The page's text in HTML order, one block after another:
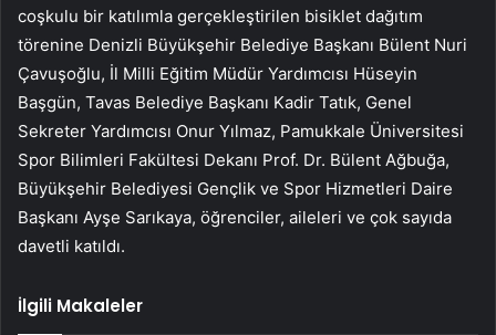
coşkulu bir katılımla gerçekleştirilen bisiklet dağıtım
törenine Denizli Büyükşehir Belediye Başkanı Bülent Nuri
Çavuşoğlu, İl Milli Eğitim Müdür Yardımcısı Hüseyin
Başgün, Tavas Belediye Başkanı Kadir Tatık, Genel
Sekreter Yardımcısı Onur Yılmaz, Pamukkale Üniversitesi
Spor Bilimleri Fakültesi Dekanı Prof. Dr. Bülent Ağbuğa,
Büyükşehir Belediyesi Gençlik ve Spor Hizmetleri Daire
Başkanı Ayşe Sarıkaya, öğrenciler, aileleri ve çok sayıda
davetli katıldı.
İlgili Makaleler